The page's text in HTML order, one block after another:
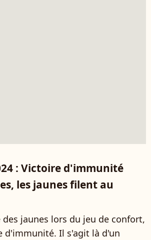
: Victoire d'immunité
les jaunes filent au
jaunes lors du jeu de confort,
d'immunité. Il s'agit là d'un